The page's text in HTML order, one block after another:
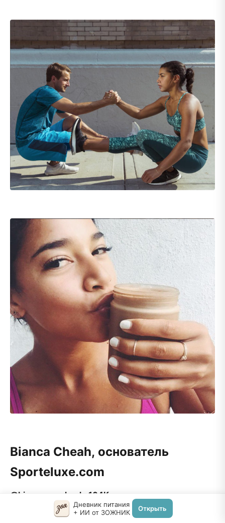
Bianca Cheah, основатель
Sporteluxe.com
@biancamaycheah, 104К подписчиков
Дневник питания
+ ИИ от ЗОЖНИК
Открыть